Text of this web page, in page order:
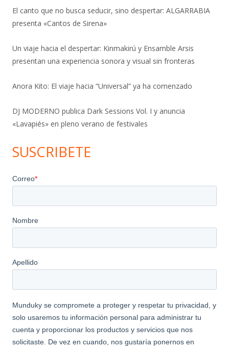
El canto que no busca seducir, sino despertar: ALGARRABIA
presenta «Cantos de Sirena»
Un viaje hacia el despertar: Kinmakirú y Ensamble Arsis
presentan una experiencia sonora y visual sin fronteras
Anora Kito: El viaje hacia “Universal” ya ha comenzado
DJ MODERNO publica Dark Sessions Vol. I y anuncia
«Lavapiés» en pleno verano de festivales
SUSCRIBETE